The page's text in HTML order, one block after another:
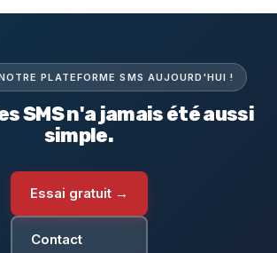
PLATEFORME SMS AUJOURD'HUI !
SMS n'a jamais été aussi
simple.
Essai gratuit →
Contact